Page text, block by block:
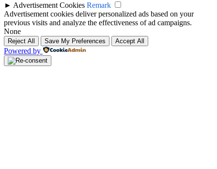
► Advertisement Cookies Remark
Advertisement cookies deliver personalized ads based on your
previous visits and analyze the effectiveness of ad campaigns.
None
Reject All Save My Preferences Accept All
Powered by